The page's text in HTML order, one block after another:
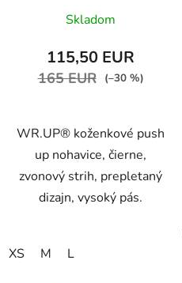
prepletaný dizajn,
vysoký pás,
Skladom
115,50 EUR
165 EUR (–30 %)
WR.UP® koženkové push
up nohavice, čierne,
zvonový strih, prepletaný
dizajn, vysoký pás.
XS M L